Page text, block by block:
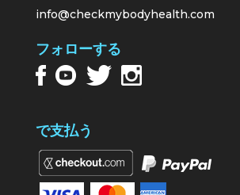
info@checkmybodyhealth.com
フォローする
で支払う